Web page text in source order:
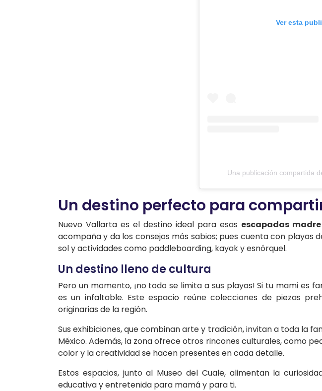
Ver esta
Una publicación compartida
Un destino perfecto para
Nuevo Vallarta es el destino ideal para esas escapadas
acompaña y da los consejos más sabios; pues cuenta con playas
sol y actividades como paddleboarding, kayak y esnórquel.
Un destino lleno de cultura
Pero un momento, ¡no todo se limita a sus playas! Si tu mami es
es un infaltable. Este espacio reúne colecciones de piezas
originarias de la región.
Sus exhibiciones, que combinan arte y tradición, invitan a toda la
México. Además, la zona ofrece otros rincones culturales, como
color y la creatividad se hacen presentes en cada detalle.
Estos espacios, junto al Museo del Cuale, alimentan la
educativa y entretenida para mamá y para ti.